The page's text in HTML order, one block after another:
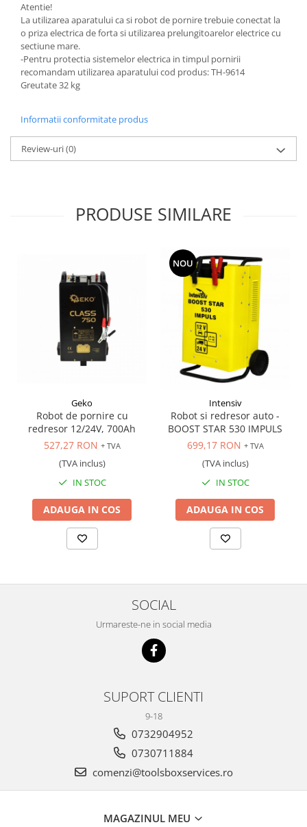
Prese si extractoare
Reparat filete
Scule camioane
Scule diverse mecanica
Scule motor
Scule service ulei, gresare,
Scule sistem franare
Scule transmisie
Set prelungitoare
Set surubelnite
Testare cuplu dinamometric de
Trusa / Set tarozi si filiere
Atentie!
La utilizarea aparatului ca si robot de pornire trebuie conectat la
o priza electrica de forta si utilizarea prelungitoarelor electrice cu
sectiune mare.
-Pentru protectia sistemelor electrica in timpul pornirii
recomandam utilizarea aparatului cod produs: TH-9614
Greutate 32 kg
Informatii conformitate produs
Review-uri(0)
PRODUSE SIMILARE
Geko
Robot de pornire cu
redresor 12/24V, 700Ah
527,27 RON + TVA
(TVA inclus)
IN STOC
ADAUGA IN COS
NOU
Intensiv
Robot si redresor auto -
BOOST STAR 530 IMPULS
699,17 RON + TVA
(TVA inclus)
IN STOC
ADAUGA IN COS
SOCIAL
Urmareste-ne in social media
SUPORT CLIENTI
9-18
0732904952
0730711884
comenzi@toolsboxservices.ro
MAGAZINUL MEU